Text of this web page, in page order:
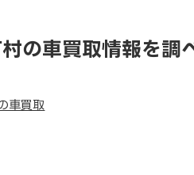
の車買取情報を調
車買取